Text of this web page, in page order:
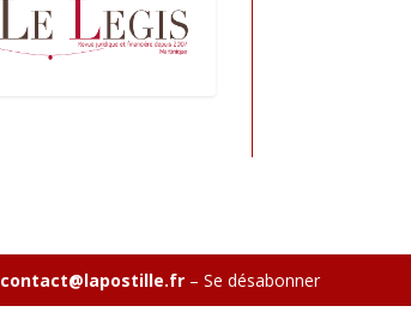
contact@lapostille.fr– Se désabonner